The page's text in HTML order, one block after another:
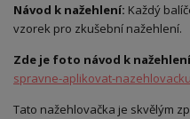
Návod k nažehlení: Každý
vzorek pro zkušební nažehlení.
Zde je foto návod k nažehlení
spravne-aplikovat-nazehlovacku
Tato nažehlovačka je skvělým